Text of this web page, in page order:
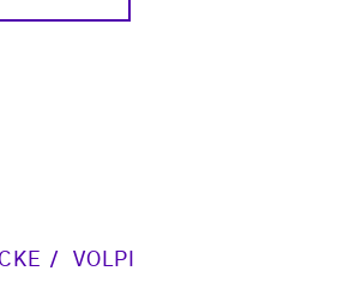
VOLPI